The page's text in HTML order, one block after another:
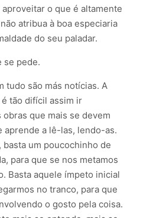
o que é altamente
atribua à boa especiaria
do seu paladar.
se pede.
tudo são más notícias. A
tão difícil assim ir
que mais se devem
aprende a lê-las, lendo-as.
um poucochinho de
para que se nos metamos
Basta aquele ímpeto inicial
no tranco, para que
o gosto pela coisa.